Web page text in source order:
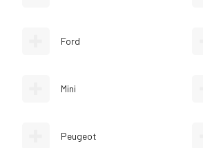
Ford
Mini
Peugeot